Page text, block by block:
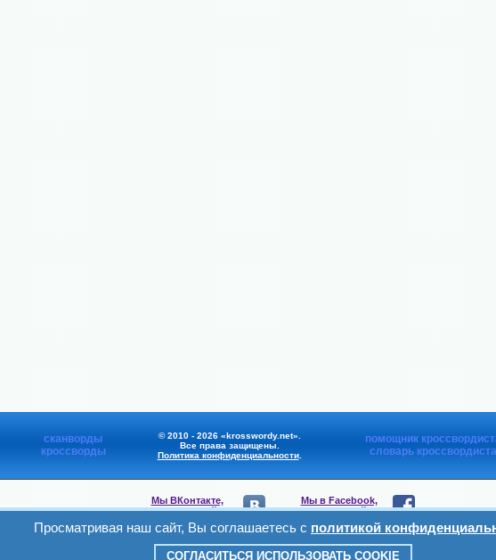
сканворды
кроссворды
© 2010 - 2026 «krosswordy.net».
Все права защищены.
Политика конфиденциальности.
помощник
словарь кроссвордиста
Мы ВКонтакте,
присоединяйтесь
Мы в Facebook,
присоединяйтесь
Мы в Viber,
присоединяйтесь
Мы в Telegram,
присоединяйтесь
Просматривая наш сайт, Вы соглашаетесь с политикой
СОГЛАСИТЬСЯ ИСПОЛЬЗОВАТЬ COOKIE